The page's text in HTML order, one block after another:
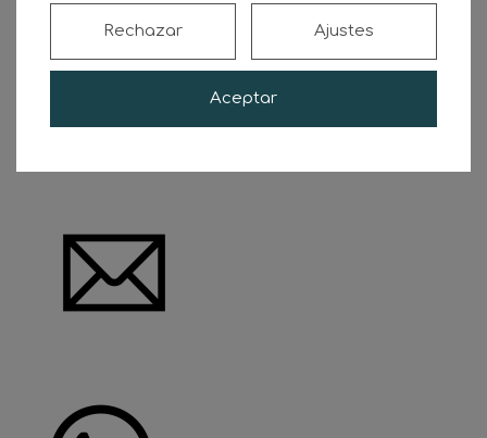
Reservatu plazay contacta directamente con
Fija fecha para el
tráficocontactando contu asesor.
Aceptar
Rechazar Ajustes